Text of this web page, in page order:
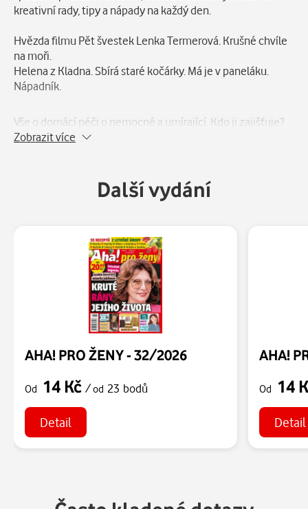
kreativní rady, tipy a nápady na každý den.
Hvězda filmu Pět švestek Lenka Termerová. Krušné chvíle
na moři.
Helena z Kladna. Sbírá staré kočárky. Má je v paneláku.
Nápadník.
Vše o domácí péči o nemocné a umírající. Kdo ji zajišťuje?
Jak je hrazena? Jaké jsou její formy? Rady a tipy od vrchní
Zobrazit více
Další vydání
AHA! PRO ŽENY - 32/2026
Od 14 Kč /od 23 bodů
Detail
AHA!
Od 14
Detail